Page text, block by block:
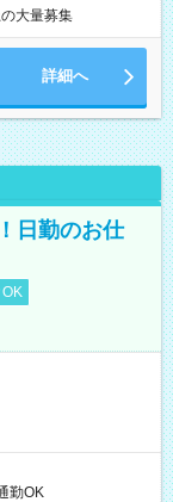
大量募集
詳細へ
日勤のお仕
勤OK